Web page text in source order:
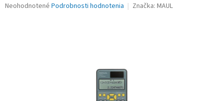
Priemerné
Neohodnotené Podrobnosti hodnotenia Značka: MAUL